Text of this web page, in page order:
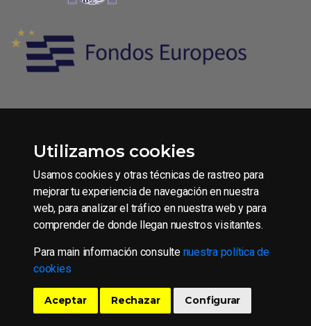
Condiciones generales de contratación
Aviso legal
Política de Privacidad
Política de Cookies
Utilizamos cookies
Usamos cookies y otras técnicas de rastreo para
mejorar tu experiencia de navegación en nuestra
web, para analizar el tráfico en nuestra web y para
comprender de donde llegan nuestros visitantes.
Para main información consulte nuestra política de
cookies
Aceptar Rechazar Configurar